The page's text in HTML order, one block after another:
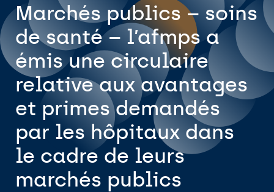
Marchés publics – soins
de santé – l’afmps a
émis une circulaire
relative aux avantages
et primes demandés
par les hôpitaux dans
le cadre de leurs
marchés publics